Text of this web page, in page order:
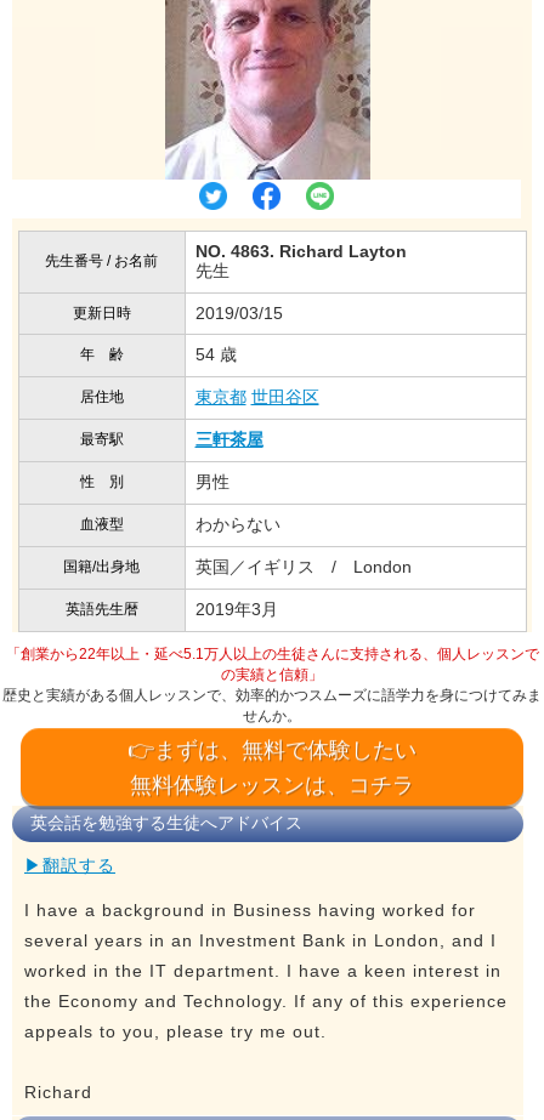
先生番号 / お名前
NO. 4863. Richard Layton
先生
更新日時 2019/03/15
年 齢 54 歳
居住地 東京都 世田谷区
最寄駅 三軒茶屋
性 別 男性
血液型 わからない
国籍/出身地 英国／イギリス / London
英語先生暦 2019年3月
「創業から22年以上・延べ5.1万人以上の生徒さんに支持される、個人レッスンで
の実績と信頼」
歴史と実績がある個人レッスンで、効率的かつスムーズに語学力を身につけてみま
せんか。
👉まずは、無料で体験したい
無料体験レッスンは、コチラ
英会話を勉強する生徒へアドバイス
▶翻訳する
I have a background in Business having worked for
several years in an Investment Bank in London, and I
worked in the IT department. I have a keen interest in
the Economy and Technology. If any of this experience
appeals to you, please try me out.
Richard